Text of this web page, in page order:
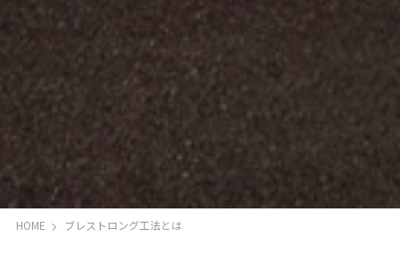
HOME ブレストロング工法とは